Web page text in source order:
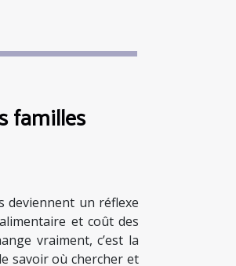
familles
deviennent un réflexe
et coût des
vraiment, c’est la
savoir où chercher et